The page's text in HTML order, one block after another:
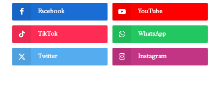
Facebook YouTube
TikTok WhatsApp
Twitter Instagram